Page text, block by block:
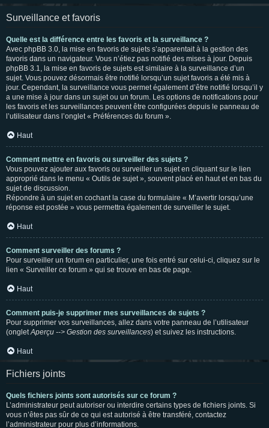
Surveillance et favoris
Quelle est la différence entre les favoris et la surveillance ?
Avec phpBB 3.0, la mise en favoris de sujets s’apparentait à la gestion des
favoris dans un navigateur. Vous n’étiez pas notifié des mises à jour. Depuis
phpBB 3.1, la mise en favoris de sujets est similaire à la surveillance d’un
sujet. Vous pouvez désormais être notifié lorsqu’un sujet favoris a été mis à
jour. Cependant, la surveillance vous permet également d’être notifié lorsqu’il y
a une mise à jour dans un sujet ou un forum. Les options de notifications pour
les favoris et les surveillances peuvent être configurées depuis le panneau de
l’utilisateur dans l’onglet « Préférences du forum ».
Haut
Comment mettre en favoris ou surveiller des sujets ?
Vous pouvez ajouter aux favoris ou surveiller un sujet en cliquant sur le lien
approprié dans le menu « Outils de sujet », souvent placé en haut et en bas du
sujet de discussion.
Répondre à un sujet en cochant la case du formulaire « M’avertir lorsqu’une
réponse est postée » vous permettra également de surveiller le sujet.
Haut
Comment surveiller des forums ?
Pour surveiller un forum en particulier, une fois entré sur celui-ci, cliquez sur le
lien « Surveiller ce forum » qui se trouve en bas de page.
Haut
Comment puis-je supprimer mes surveillances de sujets ?
Pour supprimer vos surveillances, allez dans votre panneau de l’utilisateur
(ongletAperçu --> Gestion des surveillances) et suivez les instructions.
Haut
Fichiers joints
Quels fichiers joints sont autorisés sur ce forum ?
L’administrateur peut autoriser ou interdire certains types de fichiers joints. Si
vous n’êtes pas sûr de ce qui est autorisé à être transféré, contactez
l’administrateur pour plus d’informations.